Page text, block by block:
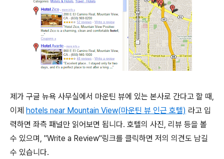
제가 구글 뉴욕 사무실에서 마운틴 뷰에 있는 본사로 간다고 할 때,
이제 hotels near Mountain View(마운틴 뷰 인근 호텔) 라고 입
력하면 좌측 패널만 읽어보면 됩니다. 호텔의 사진, 리뷰 등을 볼
수 있으며, "Write a Review"링크를 클릭하면 저의 의견도 남길
수 있습니다.